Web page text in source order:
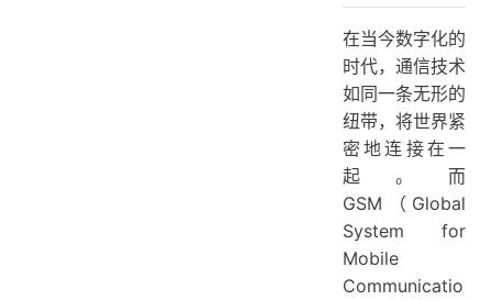
（一）基本定义
（二）主要特点
三、GSM常见分类
（一）按频段分类
四、GSM技术原理
（一）网络结构
（二）通信原理
（三）复用技术
在当今数字化的
时代，通信技术
如同一条无形的
纽带，将世界紧
密地连接在一
起。而
GSM（Global
System for
Mobile
Communicatio